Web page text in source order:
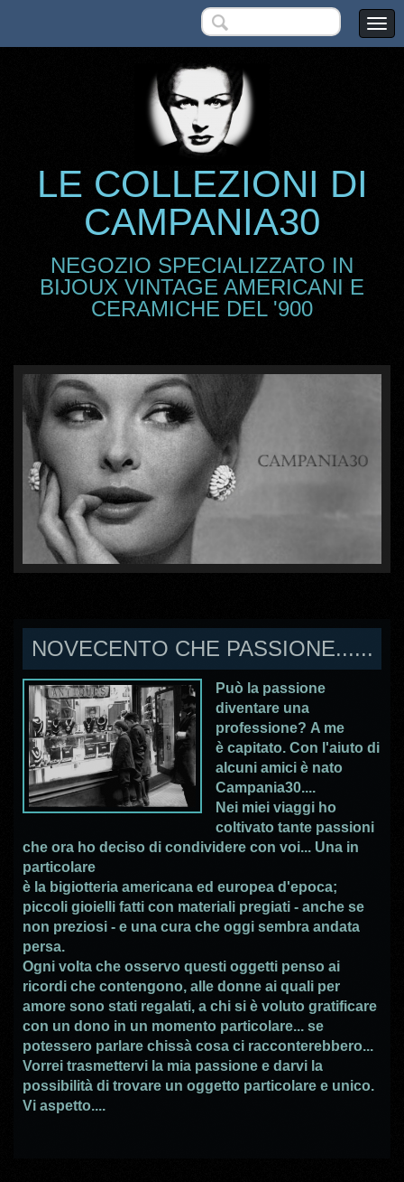
LE COLLEZIONI DI
CAMPANIA30
NEGOZIO SPECIALIZZATO IN
BIJOUX VINTAGE AMERICANI E
CERAMICHE DEL '900
NOVECENTO CHE PASSIONE......
Può la passione
diventare una
professione? A me
è capitato. Con l'aiuto di
alcuni amici è nato
Campania30....
Nei miei viaggi ho
coltivato tante passioni
che ora ho deciso di condividere con voi... Una in
particolare
è la bigiotteria americana ed europea d'epoca;
piccoli gioielli fatti con materiali pregiati - anche se
non preziosi - e una cura che oggi sembra andata
persa.
Ogni volta che osservo questi oggetti penso ai
ricordi che contengono, alle donne ai quali per
amore sono stati regalati, a chi si è voluto gratificare
con un dono in un momento particolare... se
potessero parlare chissà cosa ci racconterebbero...
Vorrei trasmettervi la mia passione e darvi la
possibilità di trovare un oggetto particolare e unico.
Vi aspetto....